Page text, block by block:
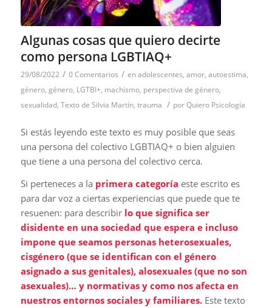
Algunas cosas que quiero decirte
como persona LGBTIAQ+
29/08/2022 / 0 Comentarios / enadolescentes, amor, autoestima,
género, género, LGTBI+, machismo, perspectiva de género,
sexualidad, Texto de Silvia Martín, trauma / porQuiero Psicología
Si estás leyendo este texto es muy posible que seas
una persona del colectivo LGBTIAQ+ o bien alguien
que tiene a una persona del colectivo cerca.
Si perteneces a la primera categoría este escrito es
para dar voz a ciertas experiencias que puede que te
resuenen: para describir lo que significa ser
disidente en una sociedad que espera e incluso
impone que seamos personas heterosexuales,
cisgénero (que se identifican con el género
asignado a sus genitales), alosexuales (que no son
asexuales)… y normativas y como nos afecta en
nuestros entornos sociales y familiares.Este texto